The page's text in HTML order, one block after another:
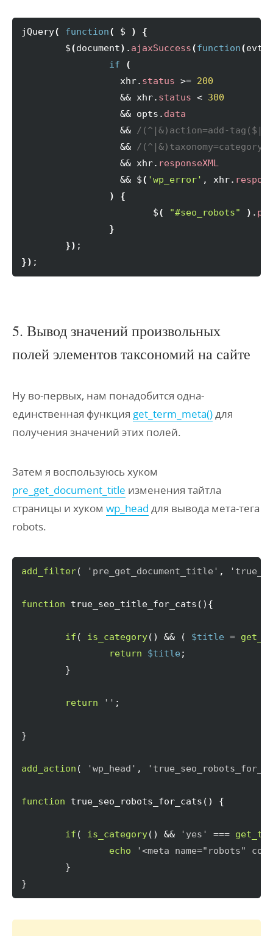
jQuery( function( $ )
{
	$
(document) . ajaxSuccess(function(evt,
if
(
		  xhr.
status >= 200
		  && xhr.
status < 300
		  && opts.
data
		  &&
/(^|&)action=add-
		  &&
/
		  && xhr.
responseXML
		  && $
( 'wp_error' , xhr.
)
{
			$
( "#seo_robots" ) .
}
})
}) ;
5. Вывод значений произвольных
полей элементов таксономий на сайте
Ну во-первых, нам понадобится одна-
единственная функция get_term_meta()для
получения значений этих полей.
Затем я воспользуюсь хуком
pre_get_document_title изменения тайтла
страницы и хуком wp_head для вывода мета-тега
robots.
add_filter( 'pre_get_document_title' ,
function true_seo_title_for_cats ( ) {
if ( is_category( ) && ( $title =
return
$title ;
}
return '' ;
}
add_action ( 'wp_head' ,
function true_seo_robots_for_cats ( ) {
if ( is_category( ) && 'yes' ===
echo
'<meta name="robots"
}
}